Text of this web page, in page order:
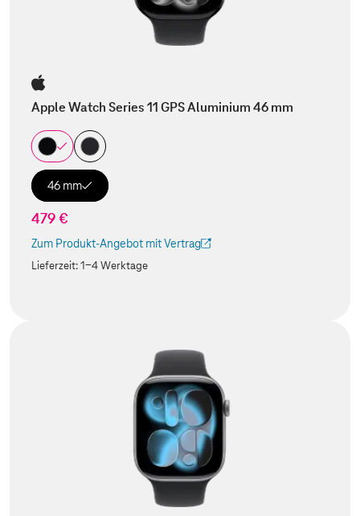
Apple Watch Series 11 GPS Aluminium 46 mm
46 mm
479 €
Zum Produkt-Angebot mit Vertrag
(Der Link wird in einem neuen Tab geöffnet)
Lieferzeit:1-4 Werktage